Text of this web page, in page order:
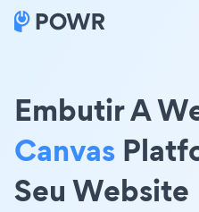
Embutir A
Canvas
Seu Website